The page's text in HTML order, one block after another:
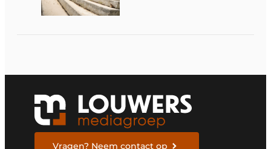
Vragen? Neem contact op